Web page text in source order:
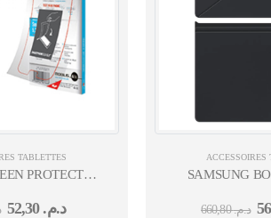
TABLETTES
PROTECTOR TEMPERED GLASS CLEAR
5.5''
د.م. 52,30
ACCESSOIRES
SAMSUNG
S9 FE/TAB S10
د.م.660,80